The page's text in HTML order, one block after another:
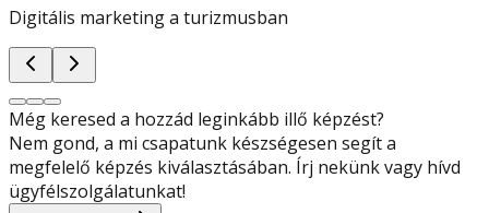
Digitális marketing a turizmusban
Még keresed a hozzád leginkább illő képzést?
Nem gond, a mi csapatunk készségesen segít a
megfelelő képzés kiválasztásában. Írj nekünk vagy hívd
ügyfélszolgálatunkat!